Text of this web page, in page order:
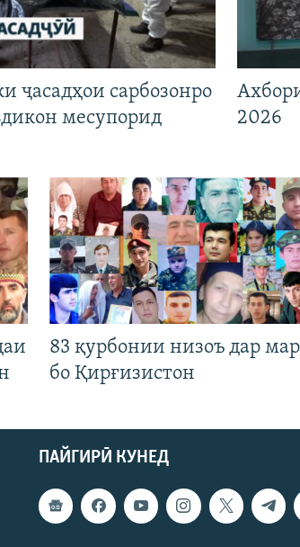
ҷасадҳои сарбозонро
месупорид
2026
83 қурбонии низоъ дар
бо Қирғизистон
ПАЙГИРӢ КУНЕД